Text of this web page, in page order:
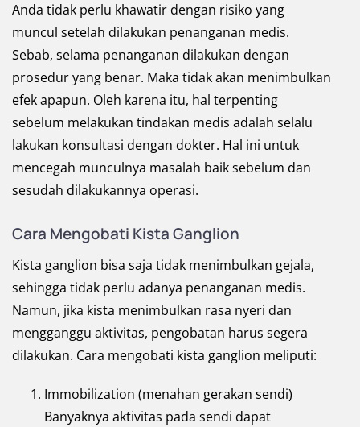
Anda tidak perlu khawatir dengan risiko yang
muncul setelah dilakukan penanganan medis.
Sebab, selama penanganan dilakukan dengan
prosedur yang benar. Maka tidak akan menimbulkan
efek apapun. Oleh karena itu, hal terpenting
sebelum melakukan tindakan medis adalah selalu
lakukan konsultasi dengan dokter. Hal ini untuk
mencegah munculnya masalah baik sebelum dan
sesudah dilakukannya operasi.
Cara Mengobati Kista Ganglion
Kista ganglion bisa saja tidak menimbulkan gejala,
sehingga tidak perlu adanya penanganan medis.
Namun, jika kista menimbulkan rasa nyeri dan
mengganggu aktivitas, pengobatan harus segera
dilakukan. Cara mengobati kista ganglion meliputi:
Immobilization (menahan gerakan sendi)
Banyaknya aktivitas pada sendi dapat